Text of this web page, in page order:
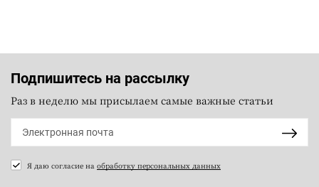
Подпишитесь на рассылку
Раз в неделю мы присылаем самые важные статьи
Я даю согласие на обработку персональных данных